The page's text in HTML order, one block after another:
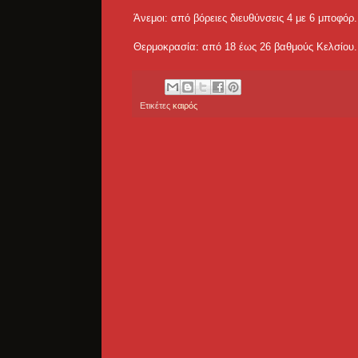
Άνεμοι: από βόρειες διευθύνσεις 4 με 6 μποφόρ.
Θερμοκρασία: από 18 έως 26 βαθμούς Κελσίου.
Ετικέτες καιρός